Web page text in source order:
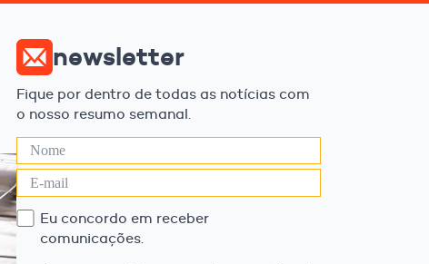
newsletter
Fique por dentro de todas as notícias com
o nosso resumo semanal.
Eu concordo em receber
comunicações.